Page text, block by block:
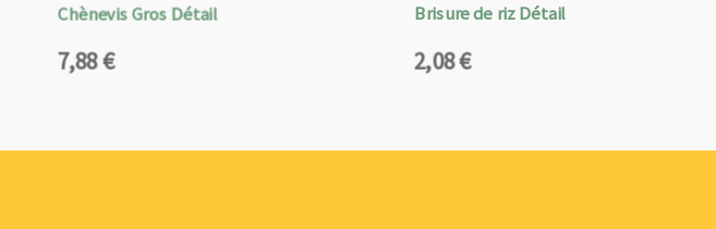
Chènevis Gros Détail
7,88€
Brisure de riz Détail
2,08€